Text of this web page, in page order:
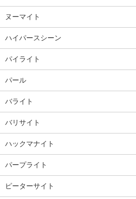
ヌーマイト
ハイパースシーン
パイライト
パール
バライト
バリサイト
ハックマナイト
パープライト
ピーターサイト